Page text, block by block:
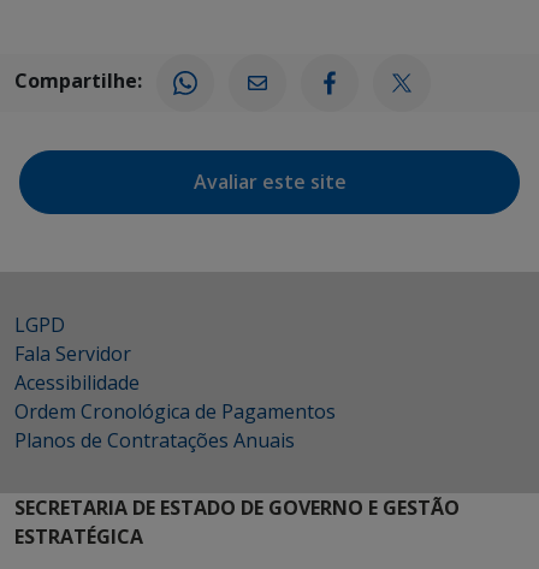
Compartilhe:
Avaliar este site
LGPD
Fala Servidor
Acessibilidade
Ordem Cronológica de Pagamentos
Planos de Contratações Anuais
SECRETARIA DE ESTADO DE GOVERNO E GESTÃO
ESTRATÉGICA